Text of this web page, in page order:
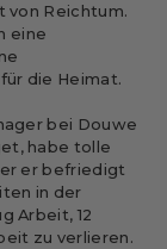
von Reichtum.
eine
die Heimat.
bei Douwe
habe tolle
er befriedigt
in der
Arbeit, 12
zu verlieren.